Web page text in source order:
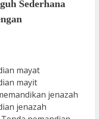
Sederhana